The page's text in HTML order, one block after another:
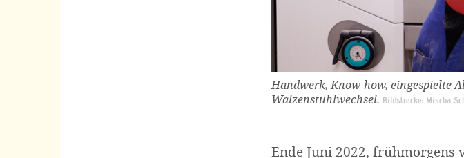
Handwerk, Know-how, eingespielte
Walzenstuhlwechsel. Bildstrecke: Mischa
Ende Juni 2022,